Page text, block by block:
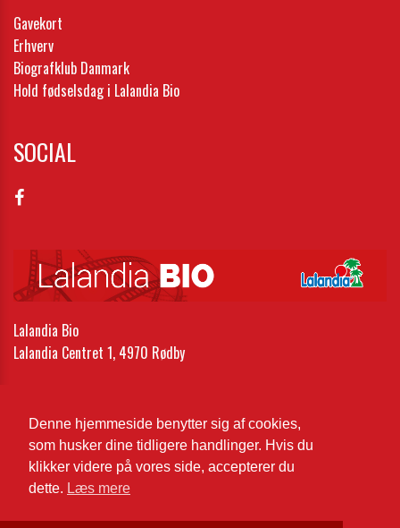
Denne hjemmeside benytter sig af cookies,
som husker dine tidligere handlinger. Hvis du
klikker videre på vores side, accepterer du
dette. Læs mere
Gavekort
Erhverv
Biografklub Danmark
Hold fødselsdag i Lalandia Bio
SOCIAL
Lalandia Bio
Lalandia Centret 1, 4970 Rødby
Email: lr-bio1@lalandia.dk
Cookie- og privatlivspolitik